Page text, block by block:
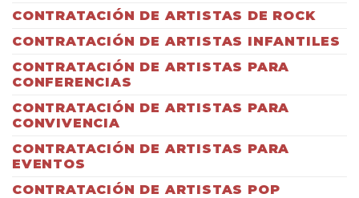
CONTRATACIÓN DE ARTISTAS DE ROCK
CONTRATACIÓN DE ARTISTAS INFANTILES
CONTRATACIÓN DE ARTISTAS PARA
CONFERENCIAS
CONTRATACIÓN DE ARTISTAS PARA
CONVIVENCIA
CONTRATACIÓN DE ARTISTAS PARA
EVENTOS
CONTRATACIÓN DE ARTISTAS POP